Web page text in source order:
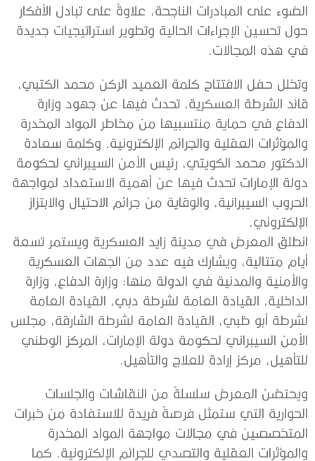
الضوء على المبادرات الناجحة، علاوةً على تبادل الأفكار
حول تحسين الإجراءات الحالية وتطوير استراتيجيات جديدة
في هذه المجالات.
وتخلل حفل الافتتاح كلمة العميد الركن محمد الكتبي،
قائد الشرطة العسكرية، تحدث فيها عن جهود وزارة
الدفاع في حماية منتسبيها من مخاطر المواد المخدرة
والمؤثرات العقلية والجرائم الإلكترونية. وكلمة سعادة
الدكتور محمد الكويتي، رئيس الأمن السيبراني لحكومة
دولة الإمارات تحدث فيها عن أهمية الاستعداد لمواجهة
الحروب السيبرانية، والوقاية من جرائم الاحتيال والابتزاز
الإلكتروني.
انطلق المعرض في مدينة زايد العسكرية ويستمر تسعة
أيام متتالية، ويشارك فيه عدد من الجهات العسكرية
والأمنية والمدنية في الدولة منها: وزارة الدفاع، وزارة
الداخلية، القيادة العامة لشرطة دبي، القيادة العامة
لشرطة أبو ظبي، القيادة العامة لشرطة الشارقة، مجلس
الأمن السيبراني لحكومة دولة الإمارات، المركز الوطني
للتأهيل، مركز إرادة للعلاج والتأهيل.
ويحتضن المعرض سلسلةً من النقاشات والجلسات
الحوارية التي ستمثل فرصةً فريدة للاستفادة من خبرات
المتخصصين في مجالات مواجهة المواد المخدرة
والمؤثرات العقلية والتصدي للجرائم الإلكترونية. كما